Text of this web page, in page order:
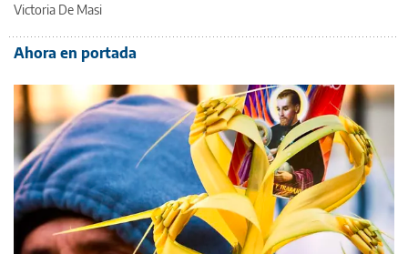
Victoria De Masi
Ahora en portada